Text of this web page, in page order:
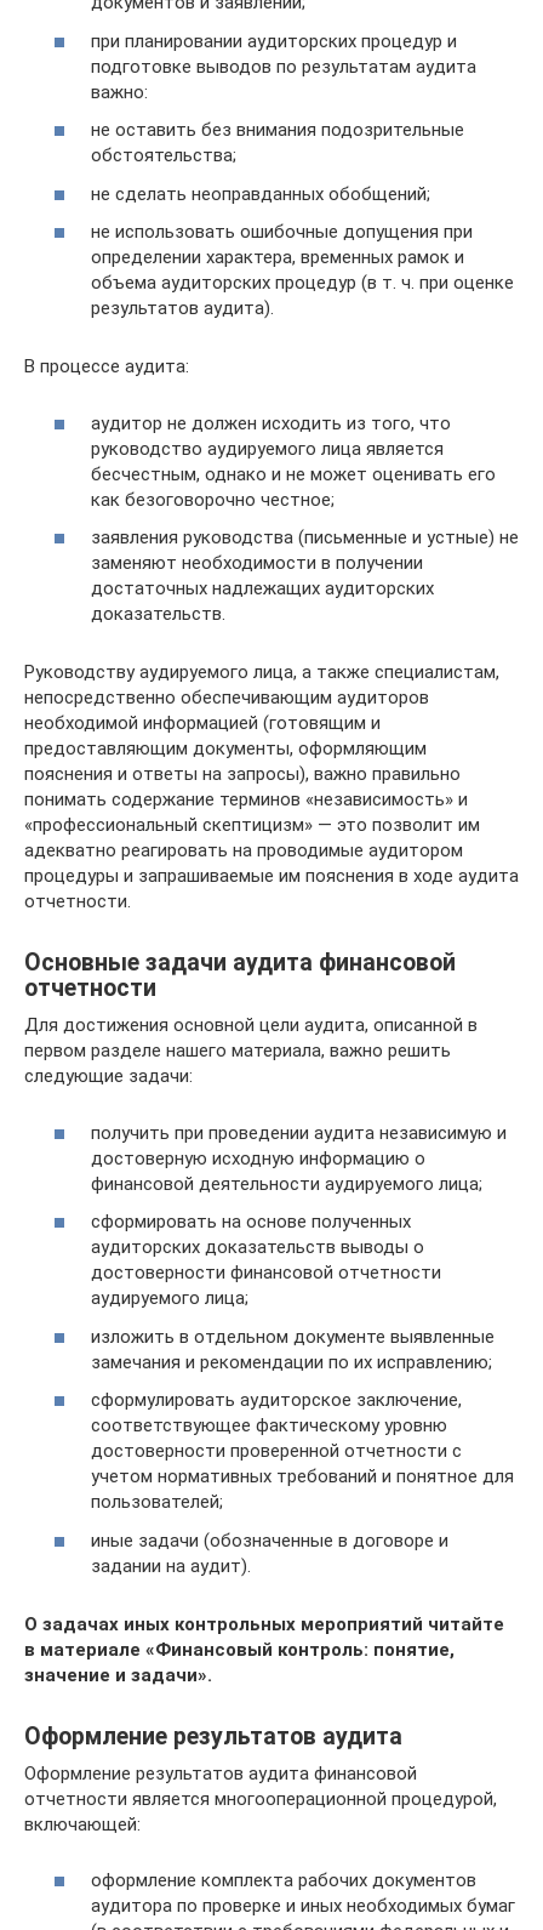
при планировании аудиторских процедур и
подготовке выводов по результатам аудита
важно:
не оставить без внимания подозрительные
обстоятельства;
не сделать неоправданных обобщений;
не использовать ошибочные допущения при
определении характера, временных рамок и
объема аудиторских процедур (в т. ч. при оценке
результатов аудита).
В процессе аудита:
аудитор не должен исходить из того, что
руководство аудируемого лица является
бесчестным, однако и не может оценивать его
как безоговорочно честное;
заявления руководства (письменные и устные) не
заменяют необходимости в получении
достаточных надлежащих аудиторских
доказательств.
Руководству аудируемого лица, а также специалистам,
непосредственно обеспечивающим аудиторов
необходимой информацией (готовящим и
предоставляющим документы, оформляющим
пояснения и ответы на запросы), важно правильно
понимать содержание терминов «независимость» и
«профессиональный скептицизм» — это позволит им
адекватно реагировать на проводимые аудитором
процедуры и запрашиваемые им пояснения в ходе аудита
отчетности.
Основные задачи аудита финансовой
отчетности
Для достижения основной цели аудита, описанной в
первом разделе нашего материала, важно решить
следующие задачи:
получить при проведении аудита независимую и
достоверную исходную информацию о
финансовой деятельности аудируемого лица;
сформировать на основе полученных
аудиторских доказательств выводы о
достоверности финансовой отчетности
аудируемого лица;
изложить в отдельном документе выявленные
замечания и рекомендации по их исправлению;
сформулировать аудиторское заключение,
соответствующее фактическому уровню
достоверности проверенной отчетности с
учетом нормативных требований и понятное для
пользователей;
иные задачи (обозначенные в договоре и
задании на аудит).
О задачах иных контрольных мероприятий читайте
в материале «Финансовый контроль: понятие,
значение и задачи».
Оформление результатов аудита
Оформление результатов аудита финансовой
отчетности является многооперационной процедурой,
включающей:
оформление комплекта рабочих документов
аудитора по проверке и иных необходимых бумаг